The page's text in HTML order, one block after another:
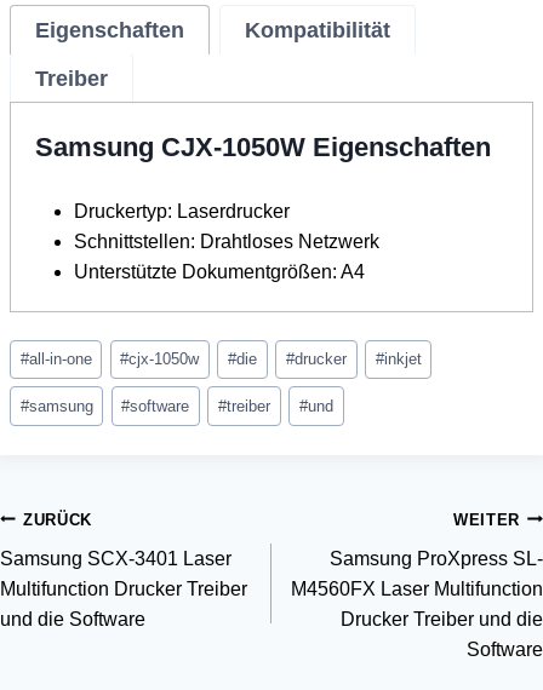
Eigenschaften
Kompatibilität
Treiber
Samsung CJX-1050W Eigenschaften
Druckertyp: Laserdrucker
Schnittstellen: Drahtloses Netzwerk
Unterstützte Dokumentgrößen: A4
Schlagworte:
#all-in-one #cjx-1050w #die #drucker #inkjet
#samsung #software #treiber #und
Beitragsnavigation
ZURÜCK
Samsung SCX-3401 Laser
Multifunction Drucker Treiber
und die Software
WEITER
Samsung ProXpress SL-
M4560FX Laser Multifunction
Drucker Treiber und die
Software